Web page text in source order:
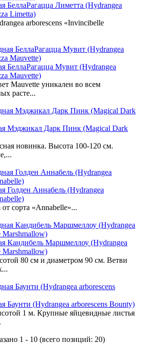
БеллаРагацца Лиметта (Hydrangea
Limetta)
arborescens «Invincibelle
БеллаРагацца Мувит (Hydrangea
Mauvette)
Mauvette уникален во всем
расте...
Мэджикал Дарк Пинк (Magical Dark
новинка. Высота 100-120 см.
Голден Аннабель (Hydrangea
сорта «Annabelle»...
Кандибель Маршмеллоу (Hydrangea
Marshmallow)
80 см и диаметром 90 см. Ветви
Баунти (Hydrangea arborescens Bounty)
1 м. Крупные яйцевидные листья
1 - 10 (всего позиций: 20)